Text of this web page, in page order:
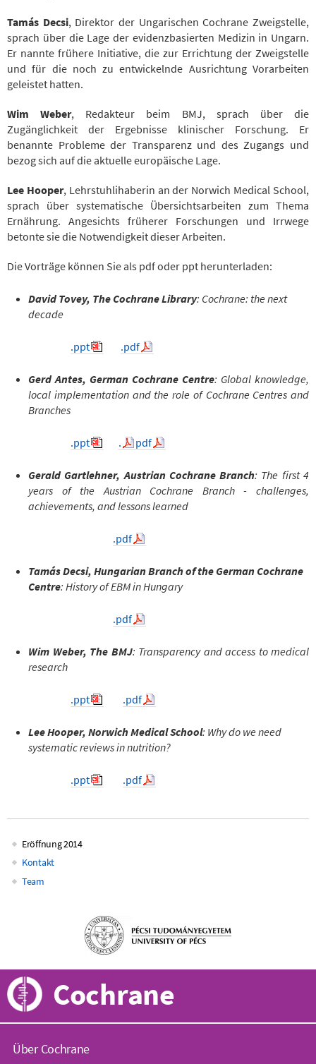
Tamás Decsi, Direktor der Ungarischen Cochrane Zweigstelle,
sprach über die Lage der evidenzbasierten Medizin in Ungarn.
Er nannte frühere Initiative, die zur Errichtung der Zweigstelle
und für die noch zu entwickelnde Ausrichtung Vorarbeiten
geleistet hatten.
Wim Weber, Redakteur beim BMJ, sprach über die
Zugänglichkeit der Ergebnisse klinischer Forschung. Er
benannte Probleme der Transparenz und des Zugangs und
bezog sich auf die aktuelle europäische Lage.
Lee Hooper, Lehrstuhlihaberin an der Norwich Medical School,
sprach über systematische Übersichtsarbeiten zum Thema
Ernährung. Angesichts früherer Forschungen und Irrwege
betonte sie die Notwendigkeit dieser Arbeiten.
Die Vorträge können Sie als pdf oder ppt herunterladen:
David Tovey, The Cochrane Library: Cochrane: the next
decade
.ppt .pdf
Gerd Antes, German Cochrane Centre: Global knowledge,
local implementation and the role of Cochrane Centres and
Branches
.ppt . pdf
Gerald Gartlehner, Austrian Cochrane Branch: The first 4
years of the Austrian Cochrane Branch - challenges,
achievements, and lessons learned
.pdf
Tamás Decsi, Hungarian Branch of the German Cochrane
Centre: History of EBM in Hungary
.pdf
Wim Weber, The BMJ: Transparency and access to medical
research
.ppt .pdf
Lee Hooper, Norwich Medical School: Why do we need
systematic reviews in nutrition?
.ppt .pdf
Main
Eröffnung 2014
Kontakt
Team
Cochrane
Über Cochrane